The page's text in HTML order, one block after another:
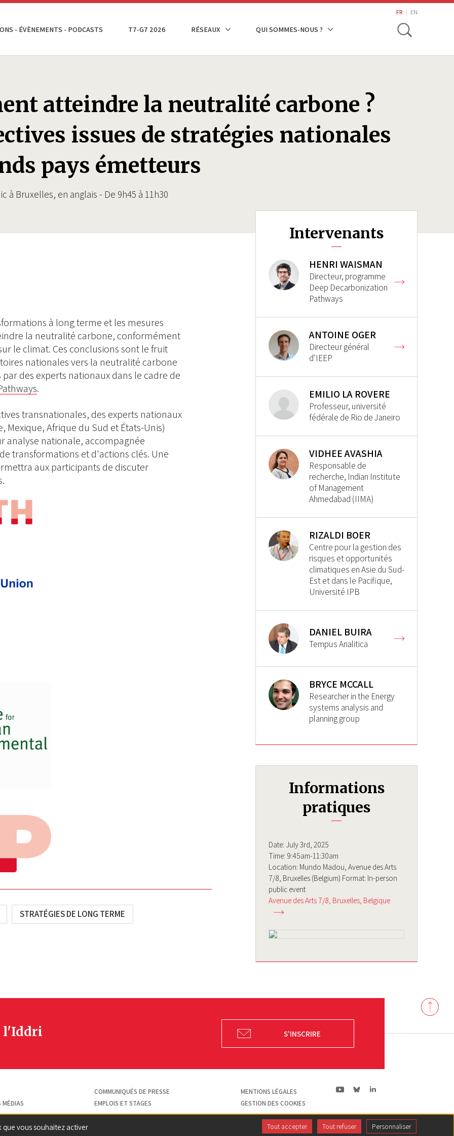
- ÉVÈNEMENTS - PODCASTS T7-G7 2026 RÉSEAUX QUI SOMMES-NOUS ?
FR EN
Toggle
atteindre la neutralité carbone ?
issues de stratégies nationales
pays émetteurs
à Bruxelles, en anglais - De 9h45 à 11h30
à long terme et les mesures
la neutralité carbone, conformément
le climat. Ces conclusions sont le fruit
nationales vers la neutralité carbone
des experts nationaux dans le cadre de
.
transnationales, des experts nationaux
Mexique, Afrique du Sud et États-Unis)
analyse nationale, accompagnée
transformations et d'actions clés. Une
aux participants de discuter
STRATÉGIES DE LONG TERME
Intervenants
HENRI WAISMAN
Directeur, programme
Deep Decarbonization
Pathways
ANTOINE OGER
Directeur général
d'IEEP
EMILIO LA ROVERE
Professeur, université
fédérale de Rio de Janeiro
VIDHEE AVASHIA
Responsable de
recherche, Indian Institute
of Management
Ahmedabad (IIMA)
RIZALDI BOER
Centre pour la gestion des
risques et opportunités
climatiques en Asie du Sud-
Est et dans le Pacifique,
Université IPB
DANIEL BUIRA
Tempus Analitica
BRYCE MCCALL
Researcher in the Energy
systems analysis and
planning group
Informations
pratiques
Date: July 3rd, 2025
Time: 9:45am-11:30am
Location: Mundo Madou, Avenue des Arts
7/8, Bruxelles (Belgium) Format: In-person
public event
Avenue des Arts 7/8 Bruxelles Belgique
l'Iddri S'INSCRIRE
Back
to
top
MÉDIAS
COMMUNIQUÉS DE PRESSE
EMPLOIS ET STAGES
MENTIONS LÉGALES
GESTION DES COOKIES
ln|LinkedIn
bs|Bluesky
que vous souhaitez activer Tout accepter Tout refuser Personnaliser